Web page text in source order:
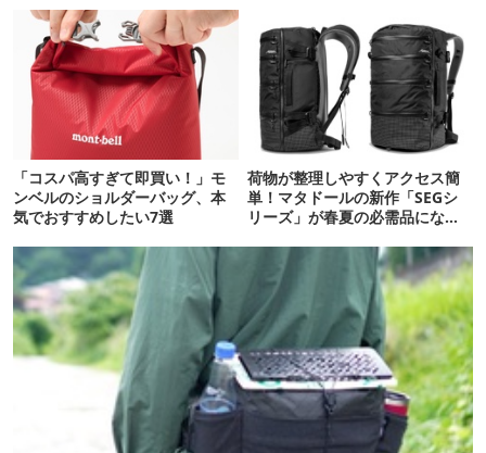
「コスパ高すぎて即買い！」モ
ンベルのショルダーバッグ、本
気でおすすめしたい7選
荷物が整理しやすくアクセス簡
単！マタドールの新作「SEGシ
リーズ」が春夏の必需品になり